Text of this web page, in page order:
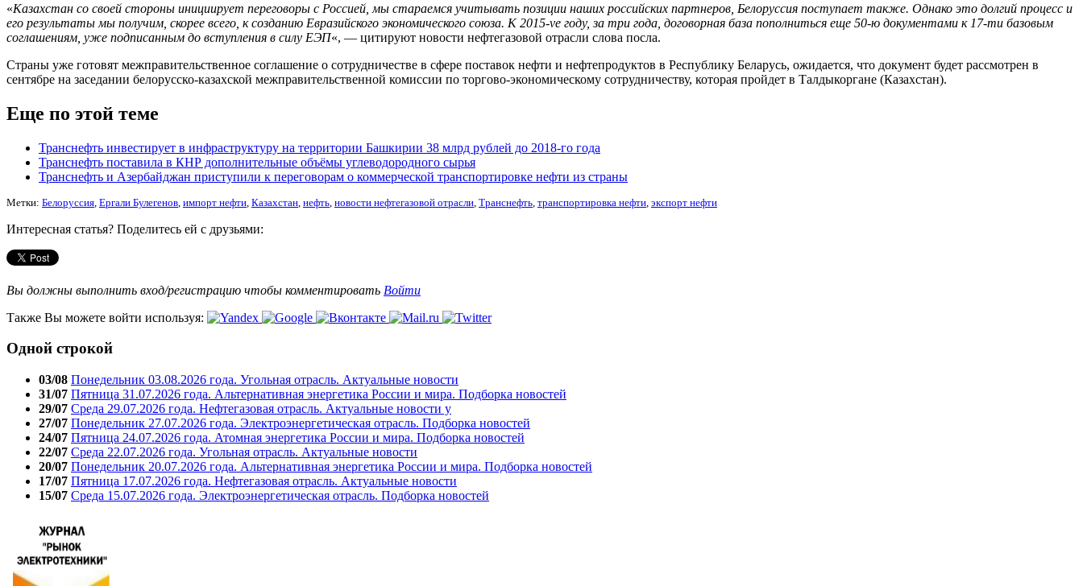
«Казахстан со своей стороны инициирует переговоры с Россией, мы стараемся учитывать позиции наших российских партнеров, Белоруссия поступает также. Однако это долгий процесс и
его результаты мы получим, скорее всего, к созданию Евразийского экономического союза. К 2015-ve году, за три года, договорная база пополниться еще 50-ю документами к 17-ти базовым
соглашениям, уже подписанным до вступления в силу ЕЭП«, — цитируют новости нефтегазовой отрасли слова посла.
Страны уже готовят межправительственное соглашение о сотрудничестве в сфере поставок нефти и нефтепродуктов в Республику Беларусь, ожидается, что документ будет рассмотрен в
сентябре на заседании белорусско-казахской межправительственной комиссии по торгово-экономическому сотрудничеству, которая пройдет в Талдыкоргане (Казахстан).
Еще по этой теме
Транснефть инвестирует в инфраструктуру на территории Башкирии 38 млрд рублей до 2018-го года
Транснефть поставила в КНР дополнительные объёмы углеводородного сырья
Транснефть и Азербайджан приступили к переговорам о коммерческой транспортировке нефти из страны
Метки: Белоруссия Ергали Булегенов импорт нефти Казахстан нефть новости нефтегазовой отрасли Транснефть транспортировка нефти экспорт нефти
Интересная статья? Поделитесь ей с друзьями:
Вы должны выполнить вход/регистрацию чтобы комментировать Войти
Также Вы можете войти используя:
Одной строкой
03/08 Понедельник 03.08.2026 года. Угольная отрасль. Актуальные новости
31/07 Пятница 31.07.2026 года. Альтернативная энергетика России и мира. Подборка новостей
29/07 Среда 29.07.2026 года. Нефтегазовая отрасль. Актуальные новости у
27/07 Понедельник 27.07.2026 года. Электроэнергетическая отрасль. Подборка новостей
24/07 Пятница 24.07.2026 года. Атомная энергетика России и мира. Подборка новостей
22/07 Среда 22.07.2026 года. Угольная отрасль. Актуальные новости
20/07 Понедельник 20.07.2026 года. Альтернативная энергетика России и мира. Подборка новостей
17/07 Пятница 17.07.2026 года. Нефтегазовая отрасль. Актуальные новости
15/07 Среда 15.07.2026 года. Электроэнергетическая отрасль. Подборка новостей